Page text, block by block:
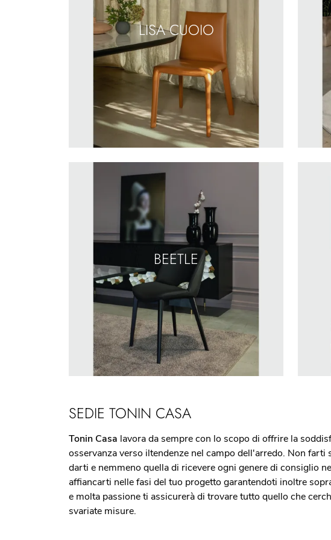
LISA CUOIO
BEETLE
SEDIE TONIN CASA
Tonin Casa lavora da sempre con lo scopo di offrire la
osservanza verso iltendenze nel campo dell'arredo. Non
darti e nemmeno quella di ricevere ogni genere di consiglio
affiancarti nelle fasi del tuo progetto garantendoti inoltre
e molta passione ti assicurerà di trovare tutto quello che
svariate misure.